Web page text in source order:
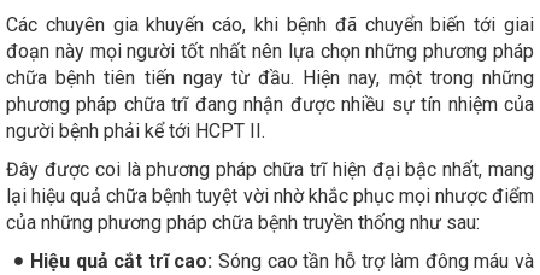
Các chuyên gia khuyến cáo, khi bệnh đã chuyển biến tới giai
đoạn này mọi người tốt nhất nên lựa chọn những phương pháp
chữa bệnh tiên tiến ngay từ đầu. Hiện nay, một trong những
phương pháp chữa trĩ đang nhận được nhiều sự tín nhiệm của
người bệnh phải kể tới HCPT II.
Đây được coi là phương pháp chữa trĩ hiện đại bậc nhất, mang
lại hiệu quả chữa bệnh tuyệt vời nhờ khắc phục mọi nhược điểm
của những phương pháp chữa bệnh truyền thống như sau:
Hiệu quả cắt trĩ cao: Sóng cao tần hỗ trợ làm đông máu và